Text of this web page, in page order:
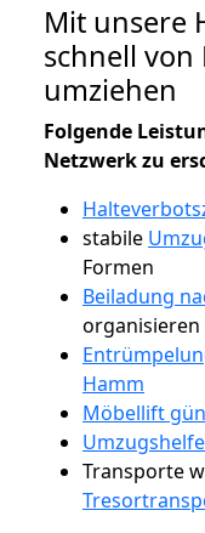
Mit unsere
schnell von
umziehen
Folgende
Netzwerk zu
stabile
Formen
Beiladung
organisieren
Hamm
Möbellift
Transporte